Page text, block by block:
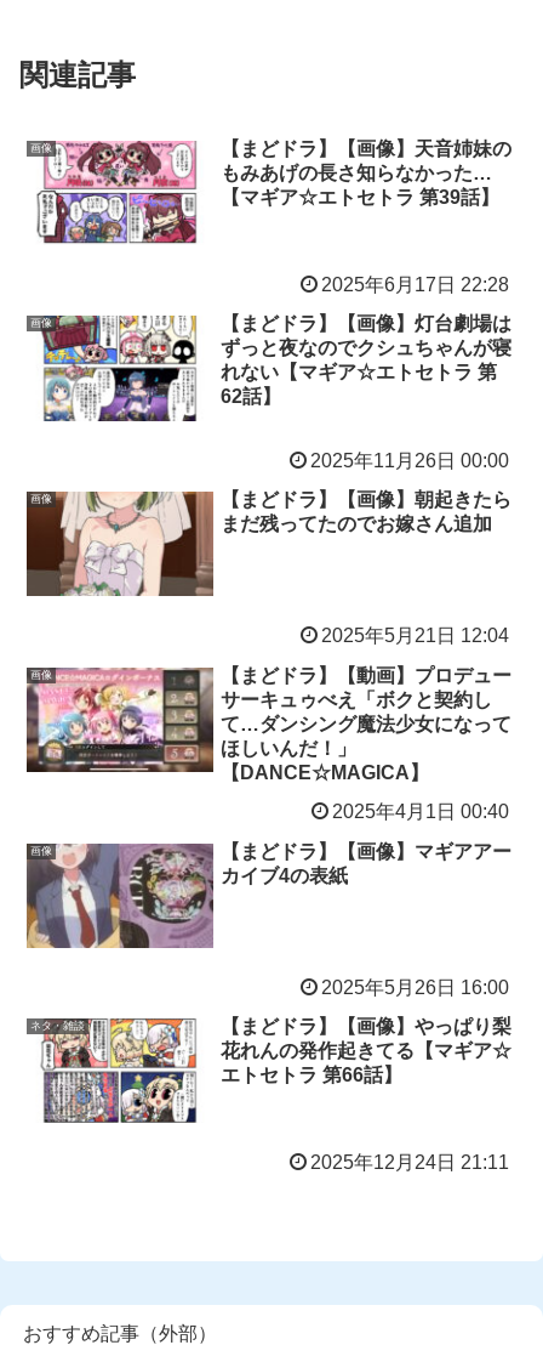
関連記事
画像
【まどドラ】【画像】天音姉妹の
もみあげの長さ知らなかった…
【マギア☆エトセトラ 第39話】
2025年6月17日 22:28
画像
【まどドラ】【画像】灯台劇場は
ずっと夜なのでクシュちゃんが寝
れない【マギア☆エトセトラ 第
62話】
2025年11月26日 00:00
画像
【まどドラ】【画像】朝起きたら
まだ残ってたのでお嫁さん追加
2025年5月21日 12:04
画像
【まどドラ】【動画】プロデュー
サーキュゥべえ「ボクと契約し
て…ダンシング魔法少女になって
ほしいんだ！」
【DANCE☆MAGICA】
2025年4月1日 00:40
画像
【まどドラ】【画像】マギアアー
カイブ4の表紙
2025年5月26日 16:00
ネタ・雑談
【まどドラ】【画像】やっぱり梨
花れんの発作起きてる【マギア☆
エトセトラ 第66話】
2025年12月24日 21:11
おすすめ記事（外部）